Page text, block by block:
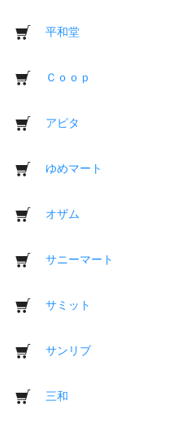
平和堂
Ｃｏｏｐ
アピタ
ゆめマート
オザム
サニーマート
サミット
サンリブ
三和